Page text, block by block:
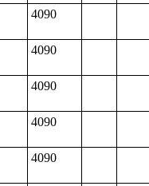
4090
4090
4090
4090
4090